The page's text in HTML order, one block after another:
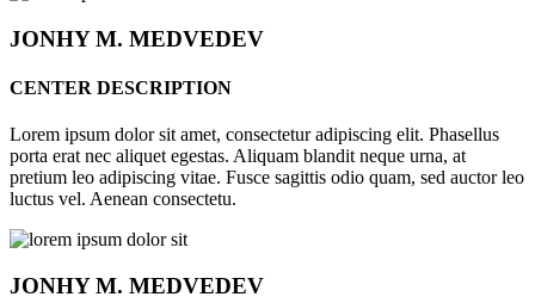
JONHYM. MEDVEDEV
CENTER DESCRIPTION
Lorem ipsum dolor sit amet, consectetur adipiscing elit. Phasellus
porta erat nec aliquet egestas. Aliquam blandit neque urna, at
pretium leo adipiscing vitae. Fusce sagittis odio quam, sed auctor leo
luctus vel. Aenean consectetu.
JONHYM. MEDVEDEV